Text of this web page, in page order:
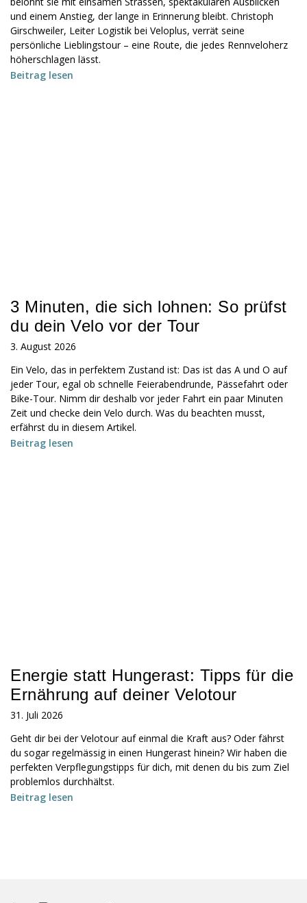
und einem Anstieg, der lange in Erinnerung bleibt. Christoph
Girschweiler, Leiter Logistik bei Veloplus, verrät seine
persönliche Lieblingstour – eine Route, die jedes Rennveloherz
höherschlagen lässt.
Beitrag lesen
3 Minuten, die sich lohnen: So prüfst
du dein Velo vor der Tour
3. August 2026
Ein Velo, das in perfektem Zustand ist: Das ist das A und O auf
jeder Tour, egal ob schnelle Feierabendrunde, Pässefahrt oder
Bike-Tour. Nimm dir deshalb vor jeder Fahrt ein paar Minuten
Zeit und checke dein Velo durch. Was du beachten musst,
erfährst du in diesem Artikel.
Beitrag lesen
Energie statt Hungerast: Tipps für die
Ernährung auf deiner Velotour
31. Juli 2026
Geht dir bei der Velotour auf einmal die Kraft aus? Oder fährst
du sogar regelmässig in einen Hungerast hinein? Wir haben die
perfekten Verpflegungstipps für dich, mit denen du bis zum Ziel
problemlos durchhältst.
Beitrag lesen